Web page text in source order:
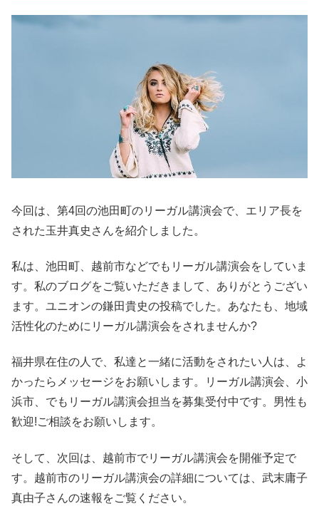
今回は、第4回の池田町のリーガル講演会で、エリア長を
された玉井真史さんを紹介しました。
私は、池田町、越前市などでもリーガル講演会をしていま
す。私のブログをご覧いただきまして、ありがとうござい
ます。ユニオンの鎌田貴史の投稿でした。あなたも、地域
活性化のためにリーガル講演会をされませんか?
福井県在住の人で、私達と一緒に活動をされたい人は、よ
かったらメッセージをお願いします。リーガル講演会、小
浜市、でもリーガル講演会担当を募集受付中です。男性も
歓迎!ご相談をお願いします。
そして、次回は、越前市でリーガル講演会を開催予定で
す。越前市のリーガル講演会の詳細については、武末庸子
真由子さんの速報をご覧ください。